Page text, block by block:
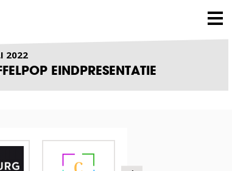
2022
EINDPRESENTATIE